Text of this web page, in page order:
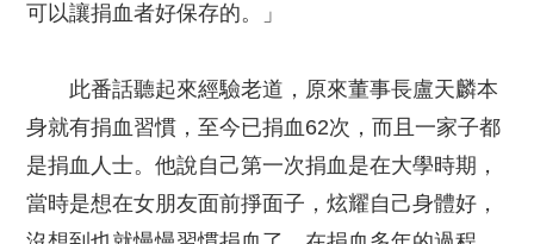
可以讓捐血者好保存的。」
此番話聽起來經驗老道，原來董事長盧天麟本
身就有捐血習慣，至今已捐血62次，而且一家子都
是捐血人士。他說自己第一次捐血是在大學時期，
當時是想在女朋友面前掙面子，炫耀自己身體好，